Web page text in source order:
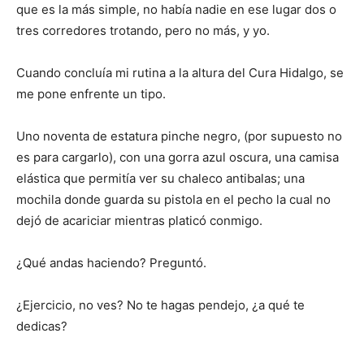
que es la más simple, no había nadie en ese lugar dos o
tres corredores trotando, pero no más, y yo.
Cuando concluía mi rutina a la altura del Cura Hidalgo, se
me pone enfrente un tipo.
Uno noventa de estatura pinche negro, (por supuesto no
es para cargarlo), con una gorra azul oscura, una camisa
elástica que permitía ver su chaleco antibalas; una
mochila donde guarda su pistola en el pecho la cual no
dejó de acariciar mientras platicó conmigo.
¿Qué andas haciendo? Preguntó.
¿Ejercicio, no ves? No te hagas pendejo, ¿a qué te
dedicas?